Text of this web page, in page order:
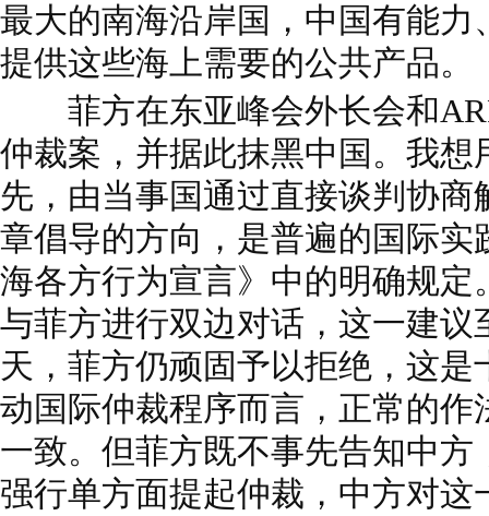
最大的南海沿岸国，中国有能力
提供这些海上需要的公共产品。
菲方在东亚峰会外长会和
仲裁案，并据此抹黑中国。我想
先，由当事国通过直接谈判协
章倡导的方向，是普遍的国际实
海各方行为宣言》中的明确规定
与菲方进行双边对话，这一建议
天，菲方仍顽固予以拒绝，这
动国际仲裁程序而言，正常的作
一致。但菲方既不事先告知中
强行单方面提起仲裁，中方对这